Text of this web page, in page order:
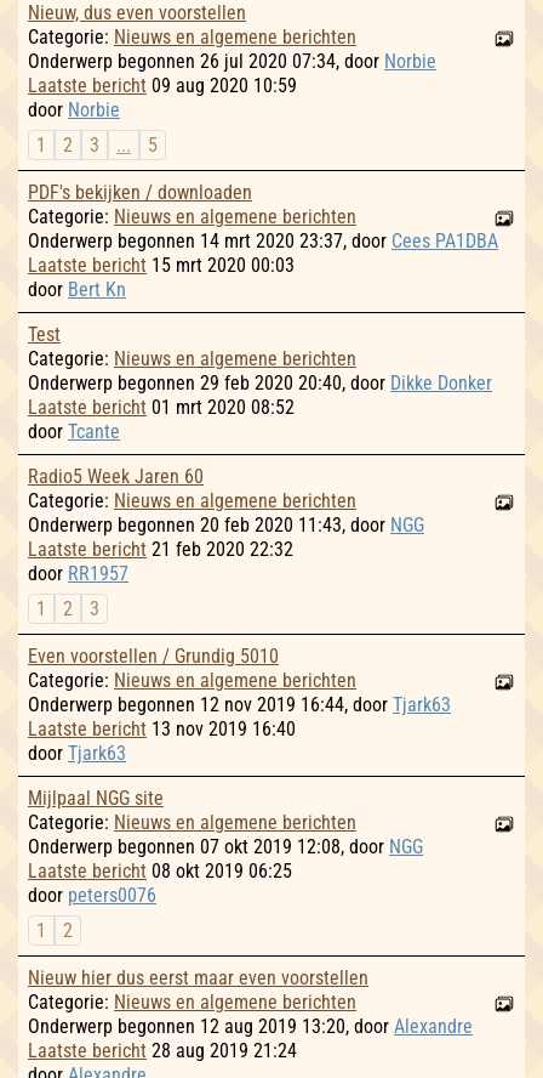
Nieuw, dus even voorstellen
Categorie: Nieuws en algemene berichten
Onderwerp begonnen 26 jul 2020 07:34, door Norbie
Laatste bericht 09 aug 2020 10:59
door Norbie
1
2 3 ... 5
PDF's bekijken / downloaden
Categorie: Nieuws en algemene berichten
Onderwerp begonnen 14 mrt 2020 23:37, door Cees PA1DBA
Laatste bericht 15 mrt 2020 00:03
door Bert Kn
Test
Categorie: Nieuws en algemene berichten
Onderwerp begonnen 29 feb 2020 20:40, door Dikke Donker
Laatste bericht 01 mrt 2020 08:52
door Tcante
Radio5 Week Jaren 60
Categorie: Nieuws en algemene berichten
Onderwerp begonnen 20 feb 2020 11:43, door NGG
Laatste bericht 21 feb 2020 22:32
door RR1957
1
2 3
Even voorstellen / Grundig 5010
Categorie: Nieuws en algemene berichten
Onderwerp begonnen 12 nov 2019 16:44, door Tjark63
Laatste bericht 13 nov 2019 16:40
door Tjark63
Mijlpaal NGG site
Categorie: Nieuws en algemene berichten
Onderwerp begonnen 07 okt 2019 12:08, door NGG
Laatste bericht 08 okt 2019 06:25
door peters0076
1
2
Nieuw hier dus eerst maar even voorstellen
Categorie: Nieuws en algemene berichten
Onderwerp begonnen 12 aug 2019 13:20, door Alexandre
Laatste bericht 28 aug 2019 21:24